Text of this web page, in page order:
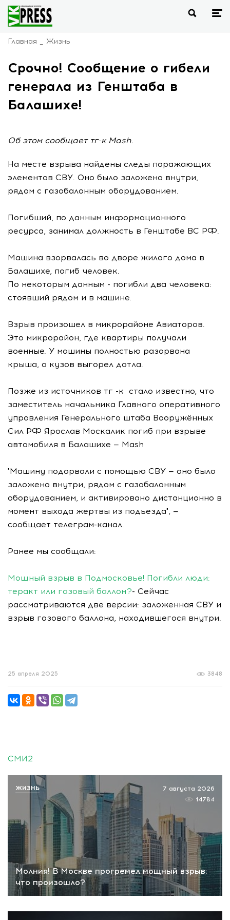
Главная Жизнь
Срочно! Сообщение о гибели
генерала из Генштаба в
Балашихе!
Об этом сообщает тг-к Mash.
На месте взрыва найдены следы поражающих
элементов СВУ. Оно было заложено внутри,
рядом с газобалонным оборудованием.
Погибший, по данным информационного
ресурса, занимал должность в Генштабе ВС РФ.
Машина взорвалась во дворе жилого дома в
Балашихе, погиб человек.
По некоторым данным - погибли два человека:
стоявший рядом и в машине.
Взрыв произошел в микрорайоне Авиаторов.
Это микрорайон, где квартиры получали
военные. У машины полностью разорвана
крыша, а кузов выгорел дотла.
Позже из источников тг -к стало известно, что
заместитель начальника Главного оперативного
управления Генерального штаба Вооружённых
Сил РФ Ярослав Москалик погиб при взрыве
автомобиля в Балашихе — Mash
"Машину подорвали с помощью СВУ — оно было
заложено внутри, рядом с газобалонным
оборудованием, и активировано дистанционно в
момент выхода жертвы из подъезда", —
сообщает телеграм-канал.
Ранее мы сообщали:
Мощный взрыв в Подмосковье! Погибли люди:
теракт или газовый баллон?- Сейчас
рассматриваются две версии: заложенная СВУ и
взрыв газового баллона, находившегося внутри.
3848
25 апреля 2025
СМИ2
Молния! В Москве прогремел мощный взрыв:
что произошло?
7 августа 2026
14784
ЖИЗНЬ